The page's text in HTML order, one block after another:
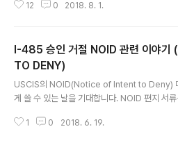
니다. 위 JURY SUMMONS 엽서는 Court(법원
을 아래 사이트로 가서 처리를 해줘야 합니다.
w.occourts.org/ejuror/ 해당 사이트에서 "
e to Go to eJuror "로 들어 갑니다. 엽서에 뒷
Juror ID을 입력하고, 성(Last name)의 영문 3
력, Date of Birth (월-일-년도)을 입력해고,
12 0 2018. 8. 1.
I-485 승인 거절 NOID 관련 이야
TO DENY)
USCIS의 NOID(Notice of Intent to Deny)
게 쓸 수 있는 날을 기대합니다. NOID 편지 서
가 서류"을 요청하는 메일들이 있습니다. 저의
1 0 2018. 6. 19.